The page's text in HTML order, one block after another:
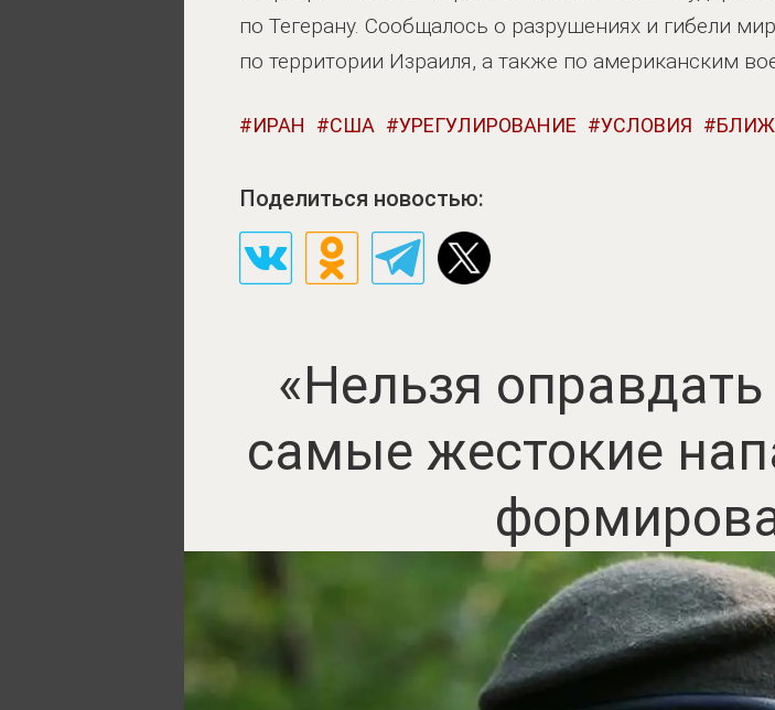
по Тегерану. Сообщалось о разрушениях и гибели
по территории Израиля, а также по американским
ИРАН США УРЕГУЛИРОВАНИЕ УСЛОВИЯ
Поделиться новостью:
«Нельзя
самые жестокие